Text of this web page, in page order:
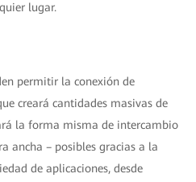
lugar.
permitir la conexión de
creará cantidades masivas de
la forma misma de intercambio
ancha – posibles gracias a la
de aplicaciones, desde